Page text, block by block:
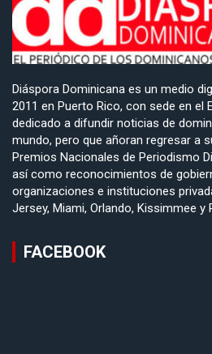
Diáspora Dominicana es un medio
2011 en Puerto Rico, con sede en el
dedicado a difundir noticias de
mundo, pero que añoran regresar a
Premios Nacionales de Periodismo
así como reconocimientos de
organizaciones e instituciones
Jersey, Miami, Orlando, Kissimmee y
FACEBOOK